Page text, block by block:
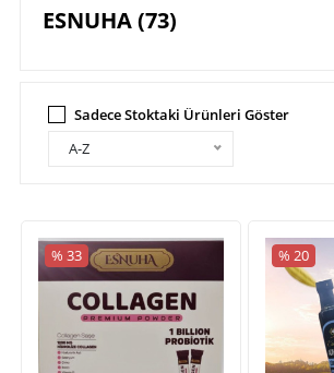
ESNUHA (73)
Sadece Stoktaki Ürünleri Göster
A-Z
% 33 % 20